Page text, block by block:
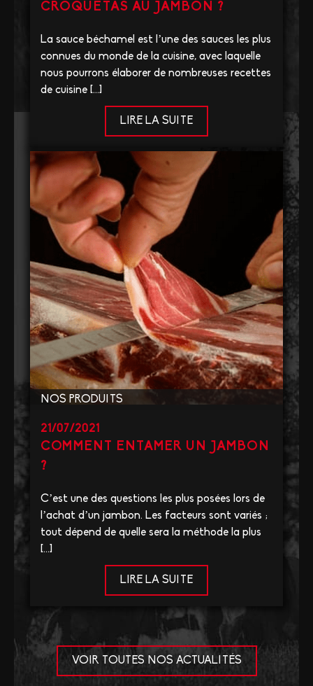
CROQUETAS AU JAMBON ?
La sauce béchamel est l’une des sauces les plus
connues du monde de la cuisine, avec laquelle
nous pourrons élaborer de nombreuses recettes
de cuisine […]
LIRE LA SUITE
NOS PRODUITS
21/07/2021
COMMENT ENTAMER UN JAMBON
?
C’est une des questions les plus posées lors de
l’achat d’un jambon. Les facteurs sont variés ;
tout dépend de quelle sera la méthode la plus
[…]
LIRE LA SUITE
VOIR TOUTES NOS ACTUALITÉS